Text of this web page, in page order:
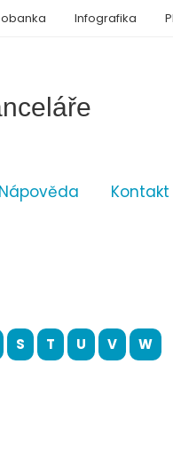
Nápověda Kontakt
Infografika
S T U V
W